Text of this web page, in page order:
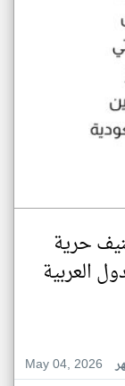
حرية
العربية
May 04, 2026